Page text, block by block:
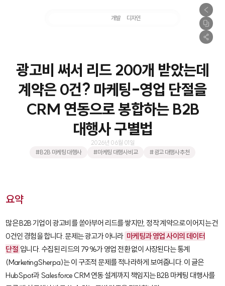
개발 디자인
광고비 써서 리드 200개 받았는데
계약은 0건? 마케팅-영업 단절을
CRM 연동으로 봉합하는 B2B
대행사 구별법
2026년 06월 01일
#B2B 마케팅 대행사
#마케팅 대행사 비교 #광고 대행사 추천
요약
많은 B2B 기업이 광고비를 쏟아부어 리드를 쌓지만, 정작 계약으로 이어지는 건
0건인 경험을 합니다. 문제는 광고가 아니라 마케팅과 영업 사이의 데이터
단절 입니다. 수집된 리드의 79%가 영업 전환 없이 사장된다는 통계
(MarketingSherpa)는 이 구조적 문제를 적나라하게 보여줍니다. 이 글은
HubSpot과Salesforce CRM 연동 설계까지 책임지는 B2B 마케팅 대행사를